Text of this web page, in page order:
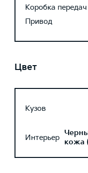
Коробка передач
Привод
Цвет
Кузов
Интерьер кожа